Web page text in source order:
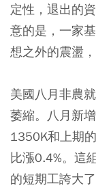
定性，退出的
意的是，一家
想之外的震盪
美國八月非農
萎縮。八月新
1350K和上期
比漲0.4%。這
的短期工誇大